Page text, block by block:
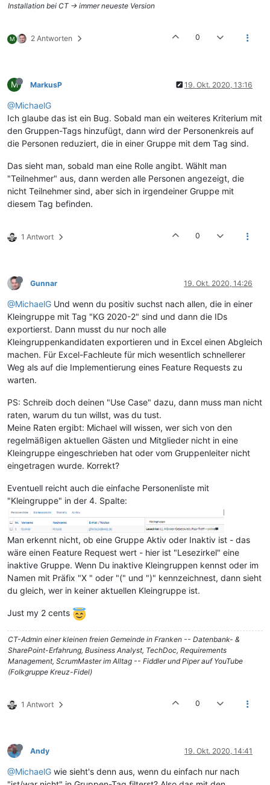
Installation bei CT -> immer neueste Version
M 2 Antworten 0
M MarkusP 19. Okt. 2020, 13:16
@MichaelG
Ich glaube das ist ein Bug. Sobald man ein weiteres Kriterium mit
den Gruppen-Tags hinzufügt, dann wird der Personenkreis auf
die Personen reduziert, die in einer Gruppe mit dem Tag sind.
Das sieht man, sobald man eine Rolle angibt. Wählt man
"Teilnehmer" aus, dann werden alle Personen angezeigt, die
nicht Teilnehmer sind, aber sich in irgendeiner Gruppe mit
diesem Tag befinden.
1 Antwort 0
Gunnar 19. Okt. 2020, 14:26
@MichaelG Und wenn du positiv suchst nach allen, die in einer
Kleingruppe mit Tag "KG 2020-2" sind und dann die IDs
exportierst. Dann musst du nur noch alle
Kleingruppenkandidaten exportieren und in Excel einen Abgleich
machen. Für Excel-Fachleute für mich wesentlich schnellerer
Weg als auf die Implementierung eines Feature Requests zu
warten.
PS: Schreib doch deinen "Use Case" dazu, dann muss man nicht
raten, warum du tun willst, was du tust.
Meine Raten ergibt: Michael will wissen, wer sich von den
regelmäßigen aktuellen Gästen und Mitglieder nicht in eine
Kleingruppe eingeschrieben hat oder vom Gruppenleiter nicht
eingetragen wurde. Korrekt?
Eventuell reicht auch die einfache Personenliste mit
"Kleingruppe" in der 4. Spalte:
Man erkennt nicht, ob eine Gruppe Aktiv oder Inaktiv ist - das
wäre einen Feature Request wert - hier ist "Lesezirkel" eine
inaktive Gruppe. Wenn Du inaktive Kleingruppen kennst oder im
Namen mit Präfix "X " oder "(" und ")" kennzeichnest, dann sieht
du gleich, wer in keiner aktuellen Kleingruppe ist.
Just my 2 cents
CT-Admin einer kleinen freien Gemeinde in Franken -- Datenbank- &
SharePoint-Erfahrung, Business Analyst, TechDoc, Requirements
Management, ScrumMaster im Alltag -- Fiddler und Piper auf YouTube
(Folkgruppe Kreuz-Fidel)
1 Antwort 0
Andy 19. Okt. 2020, 14:41
@MichaelG wie sieht's denn aus, wenn du einfach nur nach